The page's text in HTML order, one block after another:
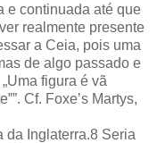
e continuada até que
realmente presente
a Ceia, pois uma
de algo passado e
figura é vã
Cf. Foxe’s Martys,
da Inglaterra.8 Seria